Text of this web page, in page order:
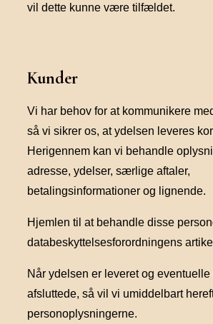
vil dette kunne være tilfældet.
Kunder
Vi har behov for at kommunikere
så vi sikrer os, at ydelsen leveres
Herigennem kan vi behandle
adresse, ydelser, særlige aftaler,
betalingsinformationer og lignende.
Hjemlen til at behandle disse
databeskyttelsesforordningens
Når ydelsen er leveret og
afsluttede, så vil vi umiddelbart
personoplysningerne.